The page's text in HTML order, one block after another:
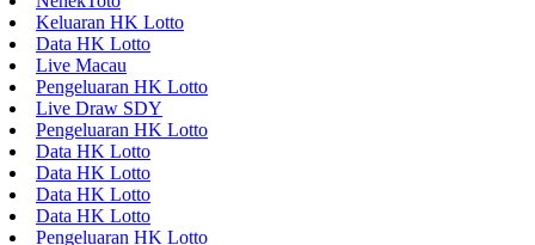
Keluaran HK Lotto
Data HK Lotto
Live Macau
Pengeluaran HK Lotto
Live Draw SDY
Pengeluaran HK Lotto
Data HK Lotto
Data HK Lotto
Data HK Lotto
Data HK Lotto
Pengeluaran HK Lotto